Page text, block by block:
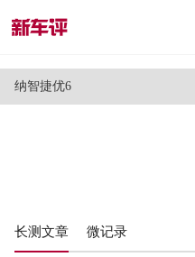
推荐
纳智捷优6
长测文章 微记录